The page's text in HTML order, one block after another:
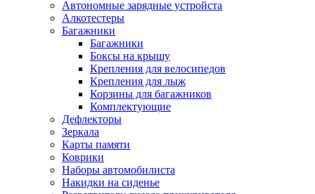
Автономные зарядные устройста
Алкотестеры
Багажники
Багажники
Боксы на крышу
Крепления для велосипедов
Крепления для лыж
Корзины для багажников
Комплектующие
Дефлекторы
Зеркала
Карты памяти
Коврики
Наборы автомобилиста
Накидки на сиденье